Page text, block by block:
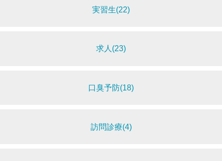
実習生(22)
求人(23)
口臭予防(18)
訪問診療(4)